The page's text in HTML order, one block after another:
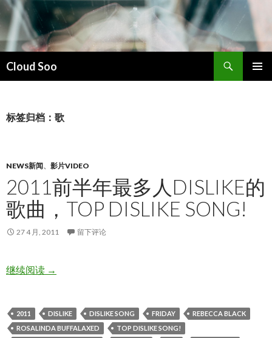
Cloud Soo
索
文
标签归档：歌
NEWS新闻、 影片VIDEO
2011前半年最多人DISLIKE的
歌曲，TOP DISLIKE SONG!
27 4 月, 2011 留下评论
继续阅读2011前半年最多人dislike的歌曲，Top dislike song!
→
2011 DISLIKE DISLIKE SONG FRIDAY
REBECCA BLACK
ROSALINDA BUFFALAXED
TOP DISLIKE SONG!